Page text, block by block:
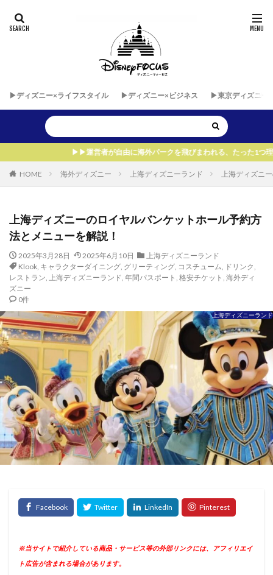
▶︎ディズニー×ライフスタイル ▶︎ディズニー×ビジネス ▶︎東京ディズニー
営者が自由に海外パークを飛びまわれる、たった1つ理由！
HOME 海外ディズニー 上海ディズニーランド 上海ディズニ
上海ディズニーのロイヤルバンケットホール予約方
法とメニューを解説！
2025年3月28日 2025年6月10日
上海ディズニーランド
Klook, キャラクターダイニング, グリーティング, コスチューム, ドリンク,
レストラン, 上海ディズニーランド, 年間パスポート , 格安チケット , 海外ディ
ズニー
0件
上海ディズニーランド
※当サイトで紹介している商品・サービス等の外部リンクには、アフィリエイ
ト広告が含まれる場合があります。